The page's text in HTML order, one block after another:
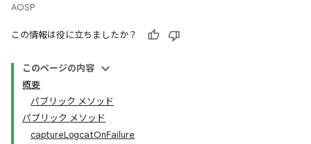
AOSP
この情報は役に立ちましたか？
このページの内容
概要
パブリック メソッド
パブリック メソッド
captureLogcatOnFailure